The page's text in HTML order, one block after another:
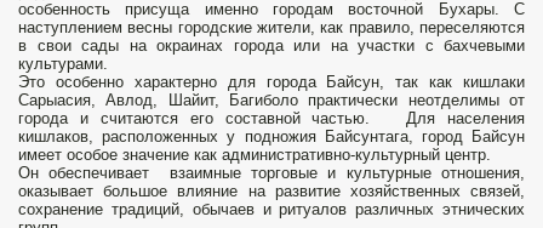
особенность присуща именно городам восточной Бухары. С
наступлением весны городские жители, как правило, переселяются
в свои сады на окраинах города или на участки с бахчевыми
культурами.
Это особенно характерно для города Байсун, так как кишлаки
Сарыасия, Авлод, Шайит, Багиболо практически неотделимы от
города и считаются его составной частью. Для населения
кишлаков, расположенных у подножия Байсунтага, город Байсун
имеет особое значение как административно-культурный центр.
Он обеспечивает взаимные торговые и культурные отношения,
оказывает большое влияние на развитие хозяйственных связей,
сохранение традиций, обычаев и ритуалов различных этнических